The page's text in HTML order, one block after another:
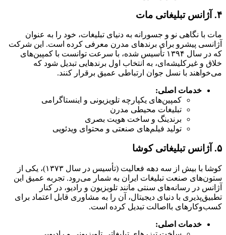
۴. آژانس تبلیغاتی مات
مات با نگاهی نو و جسورانه به دنیای تبلیغات، خود را به عنوان
آژانسی پیشرو برای برندهای مدرن معرفی کرده است. این شرکت
که در سال ۱۳۹۴ تأسیس شده، با سرعت توانست با کمپین‌های
خلاق و غیرکلیشه‌ای، به انتخاب اول برندهایی تبدیل شود که
می‌خواهند با نسل جوان ارتباطی عمیق برقرار کنند.
خدمات اصلی:
کمپین‌های یکپارچه تلویزیونی و اینستاگرامی
تبلیغات محیطی مدرن
برندینگ و ساخت هویت بصری
تولید فیلم‌های صنعتی و محتوای ویدئویی
۵. آژانس تبلیغاتی کوشا
کوشا با بیش از سه دهه فعالیت (تأسیس در سال ۱۳۷۳)، یکی از
ستون‌های صنعت تبلیغات ایران به شمار می‌رود. تجربه عمیق این
آژانس در رسانه‌های سنتی مانند تلویزیون و رادیو، در کنار
تطبیق‌پذیری با دنیای دیجیتال، آن را به مشاوری قابل اعتماد برای
کسب‌وکارهای بااصالت تبدیل کرده است.
خدمات اصلی: